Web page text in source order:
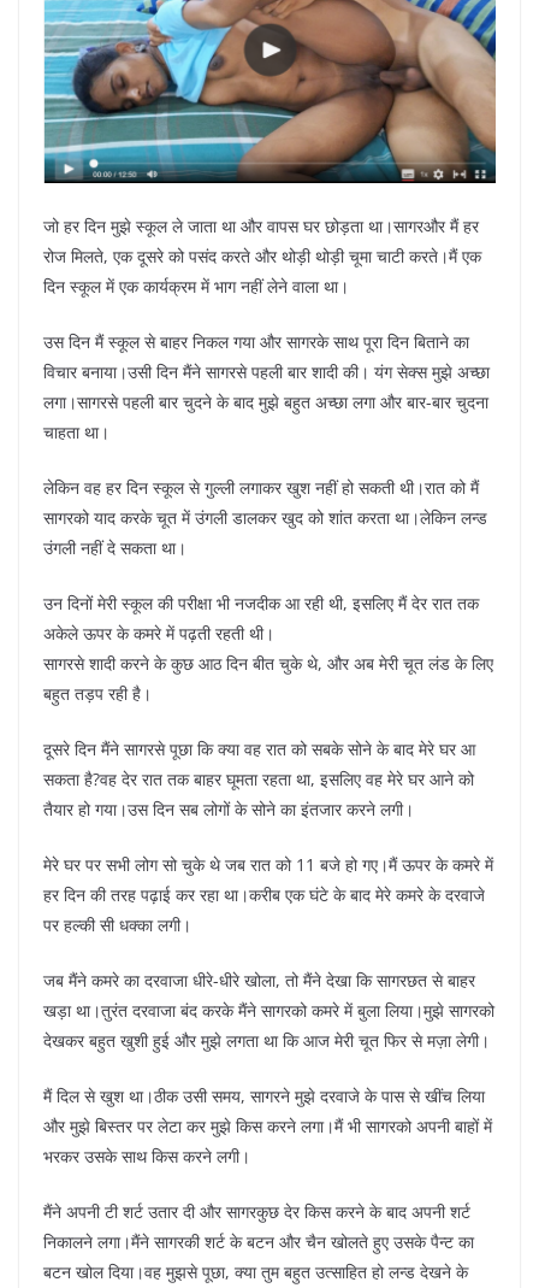
जो हर दिन मुझे स्कूल ले जाता था और वापस घर छोड़ता था।सागरऔर मैं हर
रोज मिलते, एक दूसरे को पसंद करते और थोड़ी थोड़ी चूमा चाटी करते।मैं एक
दिन स्कूल में एक कार्यक्रम में भाग नहीं लेने वाला था।
उस दिन मैं स्कूल से बाहर निकल गया और सागरके साथ पूरा दिन बिताने का
विचार बनाया।उसी दिन मैंने सागरसे पहली बार शादी की। यंग सेक्स मुझे अच्छा
लगा।सागरसे पहली बार चुदने के बाद मुझे बहुत अच्छा लगा और बार-बार चुदना
चाहता था।
लेकिन वह हर दिन स्कूल से गुल्ली लगाकर खुश नहीं हो सकती थी।रात को मैं
सागरको याद करके चूत में उंगली डालकर खुद को शांत करता था।लेकिन लन्ड
उंगली नहीं दे सकता था।
उन दिनों मेरी स्कूल की परीक्षा भी नजदीक आ रही थी, इसलिए मैं देर रात तक
अकेले ऊपर के कमरे में पढ़ती रहती थी।
सागरसे शादी करने के कुछ आठ दिन बीत चुके थे, और अब मेरी चूत लंड के लिए
बहुत तड़प रही है।
दूसरे दिन मैंने सागरसे पूछा कि क्या वह रात को सबके सोने के बाद मेरे घर आ
सकता है?वह देर रात तक बाहर घूमता रहता था, इसलिए वह मेरे घर आने को
तैयार हो गया।उस दिन सब लोगों के सोने का इंतजार करने लगी।
मेरे घर पर सभी लोग सो चुके थे जब रात को 11 बजे हो गए।मैं ऊपर के कमरे में
हर दिन की तरह पढ़ाई कर रहा था।करीब एक घंटे के बाद मेरे कमरे के दरवाजे
पर हल्की सी धक्का लगी।
जब मैंने कमरे का दरवाजा धीरे-धीरे खोला, तो मैंने देखा कि सागरछत से बाहर
खड़ा था।तुरंत दरवाजा बंद करके मैंने सागरको कमरे में बुला लिया।मुझे सागरको
देखकर बहुत खुशी हुई और मुझे लगता था कि आज मेरी चूत फिर से मज़ा लेगी।
मैं दिल से खुश था।ठीक उसी समय, सागरने मुझे दरवाजे के पास से खींच लिया
और मुझे बिस्तर पर लेटा कर मुझे किस करने लगा।मैं भी सागरको अपनी बाहों में
भरकर उसके साथ किस करने लगी।
मैंने अपनी टी शर्ट उतार दी और सागरकुछ देर किस करने के बाद अपनी शर्ट
निकालने लगा।मैंने सागरकी शर्ट के बटन और चैन खोलते हुए उसके पैन्ट का
बटन खोल दिया।वह मुझसे पूछा, क्या तुम बहुत उत्साहित हो लन्ड देखने के